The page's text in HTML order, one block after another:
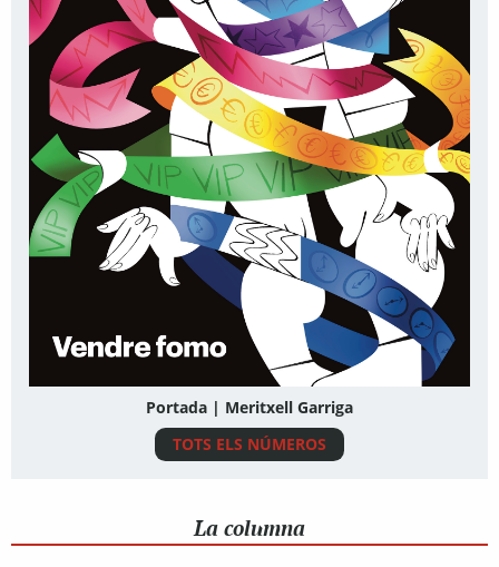
Portada | Meritxell Garriga
TOTS ELS NÚMEROS
La columna